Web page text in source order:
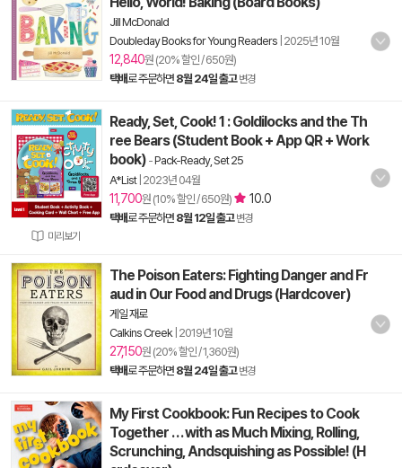
Jill McDonald
Doubleday Books for Young Readers 2025년 10월
12,840원 (20% 할인 / 650원)
택배로 주문하면 8월 24일 출고 변경
미리보기
Ready, Set, Cook! 1 : Goldilocks and the Th
ree Bears (Student Book + App QR + Work
book) -Pack-Ready, Set 25
A*List| 2023년 04월
11,700원 (10% 할인 / 650원) 10.0
택배로 주문하면 8월 12일 출고 변경
The Poison Eaters: Fighting Danger and Fr
aud in Our Food and Drugs (Hardcover)
게일 재로
Calkins Creek 2019년 10월
27,150원 (20% 할인 / 1,360원)
택배로 주문하면 8월 24일 출고 변경
My First Cookbook: Fun Recipes to Cook
Together . . . with as Much Mixing, Rolling,
Scrunching, Andsquishing as Possible! (H